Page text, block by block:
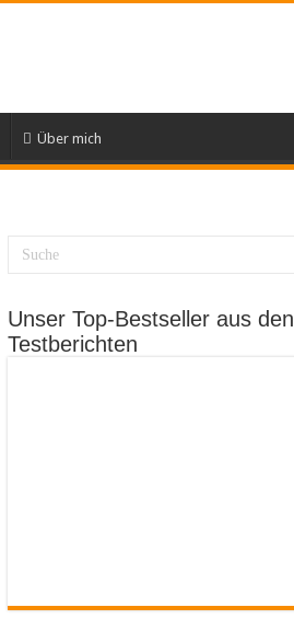
Über mich
Unser Top-Bestseller aus den
Testberichten